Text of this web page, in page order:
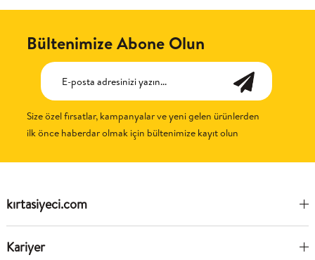
Bültenimize Abone Olun
Size özel fırsatlar, kampanyalar ve yeni gelen ürünlerden
ilk önce haberdar olmak için bültenimize kayıt olun
kırtasiyeci.com
Kariyer